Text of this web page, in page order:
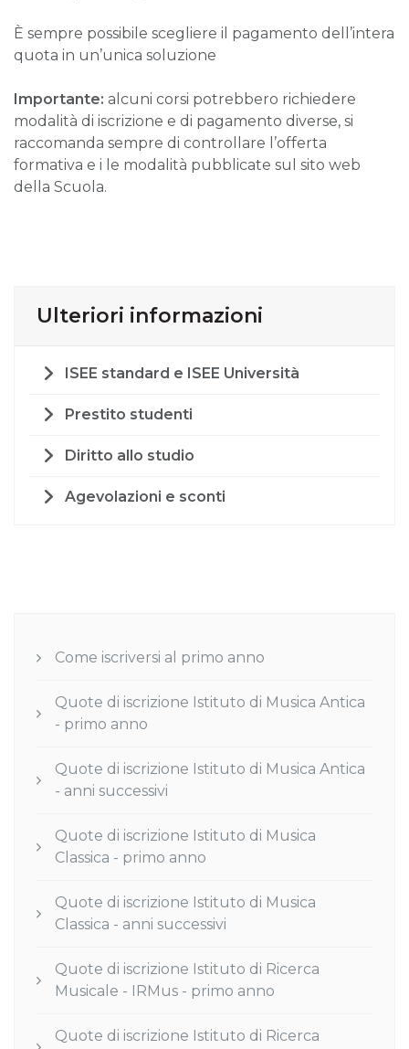
È sempre possibile scegliere il pagamento dell’intera
quota in un’unica soluzione
Importante: alcuni corsi potrebbero richiedere
modalità di iscrizione e di pagamento diverse, si
raccomanda sempre di controllare l’offerta
formativa e i le modalità pubblicate sul sito web
della Scuola.
Ulteriori informazioni
ISEE standard e ISEE Università
Prestito studenti
Diritto allo studio
Agevolazioni e sconti
Come iscriversi al primo anno
Quote di iscrizione Istituto di Musica Antica
- primo anno
Quote di iscrizione Istituto di Musica Antica
- anni successivi
Quote di iscrizione Istituto di Musica
Classica - primo anno
Quote di iscrizione Istituto di Musica
Classica - anni successivi
Quote di iscrizione Istituto di Ricerca
Musicale - IRMus - primo anno
Quote di iscrizione Istituto di Ricerca